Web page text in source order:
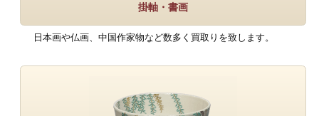
掛軸・書画
日本画や仏画、中国作家物など数多く買取りを致します。